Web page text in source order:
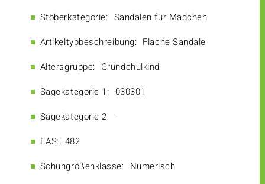
Stöberkategorie: Sandalen für Mädchen
Artikeltypbeschreibung: Flache Sandale
Altersgruppe: Grundchulkind
Sagekategorie 1: 030301
Sagekategorie 2: -
EAS: 482
Schuhgrößenklasse: Numerisch